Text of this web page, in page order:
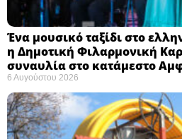
Ένα μουσικό ταξίδι στο
η Δημοτική Φιλαρμονική
συναυλία στο κατάμεστο
6 Αυγούστου 2026